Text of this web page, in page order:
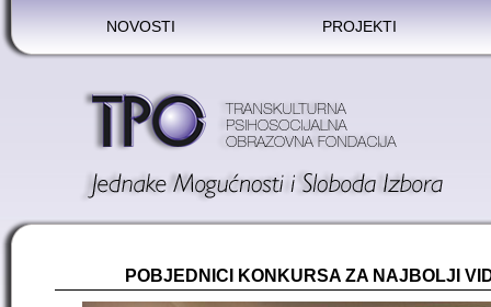
NOVOSTI PROJEKTI
POBJEDNICI KONKURSA ZA NAJBOLJI